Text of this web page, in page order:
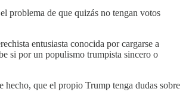
problema de que quizás no tengan votos
entusiasta conocida por cargarse a
si por un populismo trumpista sincero o
hecho, que el propio Trump tenga dudas sobre